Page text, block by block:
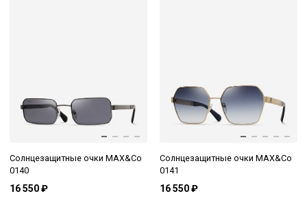
Солнцезащитные очки MAX&Co
0140
16 550 ₽
Солнцезащитные очки MAX&Co
0141
16 550 ₽